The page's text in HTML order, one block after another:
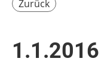
Zurück
1.1.2016